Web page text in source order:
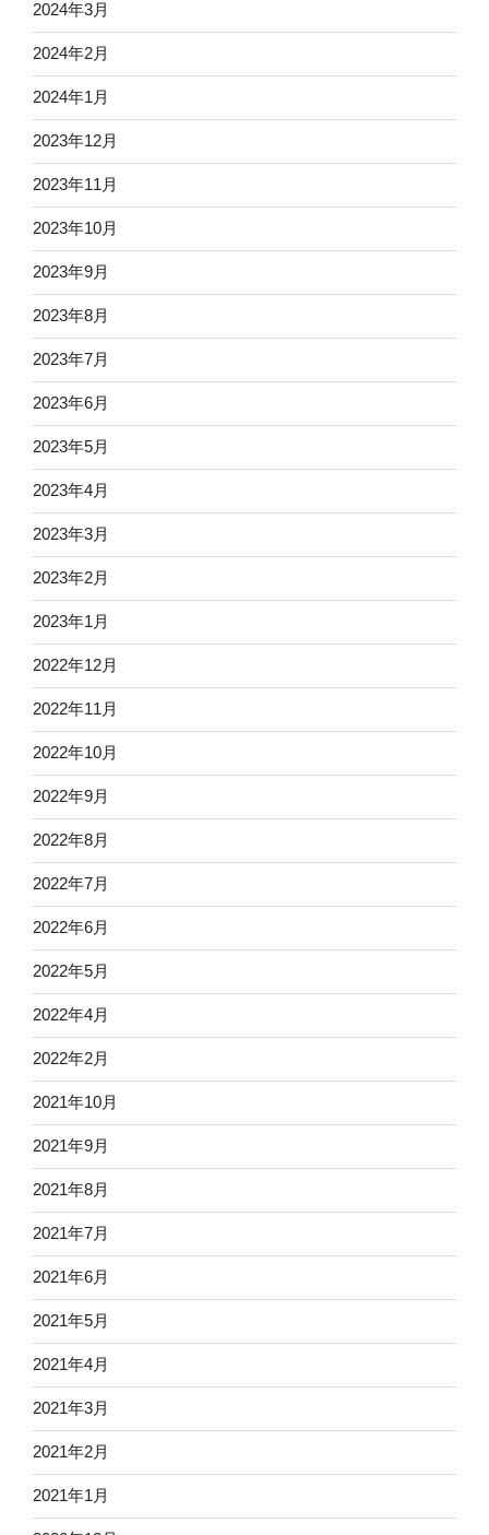
2024年3月
2024年2月
2024年1月
2023年12月
2023年11月
2023年10月
2023年9月
2023年8月
2023年7月
2023年6月
2023年5月
2023年4月
2023年3月
2023年2月
2023年1月
2022年12月
2022年11月
2022年10月
2022年9月
2022年8月
2022年7月
2022年6月
2022年5月
2022年4月
2022年2月
2021年10月
2021年9月
2021年8月
2021年7月
2021年6月
2021年5月
2021年4月
2021年3月
2021年2月
2021年1月